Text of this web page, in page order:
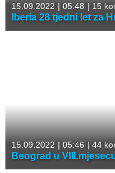
15.09.2022 | 05:48 | 15
Iberia 28 tjedni let za
15.09.2022 | 05:46 | 44
Beograd u